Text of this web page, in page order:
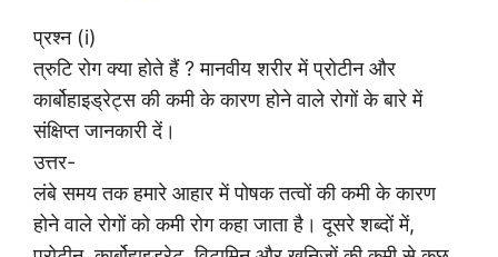
प्रश्न (i)
त्रुटि रोग क्या होते हैं ? मानवीय शरीर में प्रोटीन और
कार्बोहाइड्रेट्स की कमी के कारण होने वाले रोगों के बारे में
संक्षिप्त जानकारी दें।
उत्तर-
लंबे समय तक हमारे आहार में पोषक तत्वों की कमी के कारण
होने वाले रोगों को कमी रोग कहा जाता है। दूसरे शब्दों में,